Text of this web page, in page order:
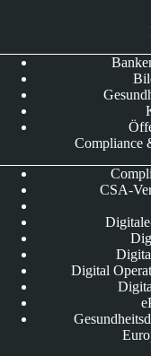
Compliance
CSA-
Digital